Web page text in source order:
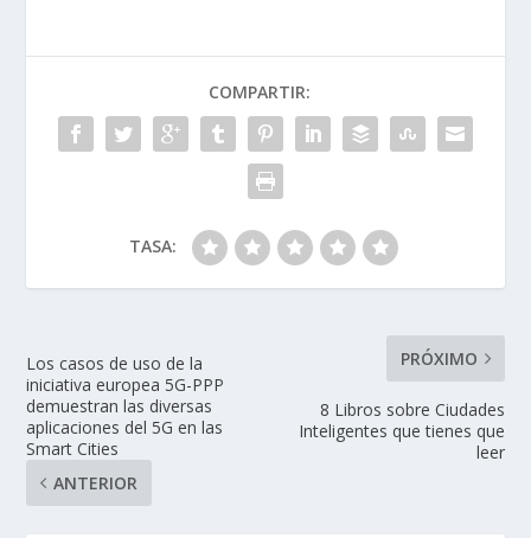
COMPARTIR:
TASA:
Los casos de uso de la
iniciativa europea 5G-PPP
demuestran las diversas
aplicaciones del 5G en las
Smart Cities
ANTERIOR
PRÓXIMO
8 Libros sobre Ciudades
Inteligentes que tienes que
leer